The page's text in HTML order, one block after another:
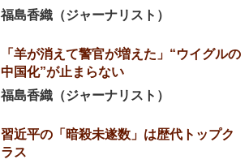
福島香織（ジャーナリスト）
「羊が消えて警官が増えた」“ウイグルの
中国化”が止まらない
福島香織（ジャーナリスト）
習近平の「暗殺未遂数」は歴代トップク
ラス